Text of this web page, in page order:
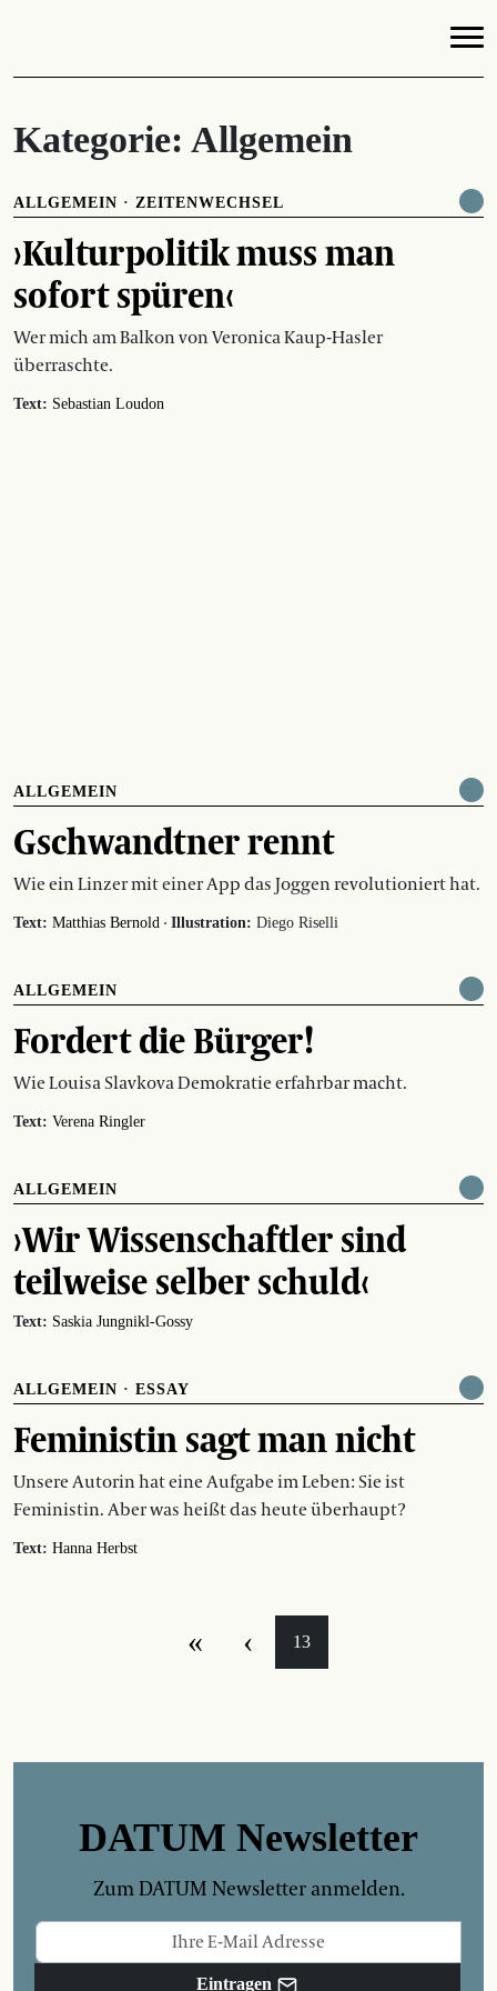
Kategorie: Allgemein
ALLGEMEIN · ZEITENWECHSEL
›Kulturpolitik muss man
sofort spüren‹
Wer mich am Balkon von Veronica Kaup-Hasler
überraschte.
Text: Sebastian Loudon
ALLGEMEIN
Gschwandtner rennt
Wie ein Linzer mit einer App das Joggen revolutioniert hat.
Text: Matthias Bernold · Illustration: Diego Riselli
ALLGEMEIN
Fordert die Bürger!
Wie Louisa Slavkova Demokratie erfahrbar macht.
Text: Verena Ringler
ALLGEMEIN
›Wir Wissenschaftler sind
teilweise selber schuld‹
Text: Saskia Jungnikl-Gossy
ALLGEMEIN · ESSAY
Feministin sagt man nicht
Unsere Autorin hat eine Aufgabe im Leben: Sie ist
Feministin. Aber was heißt das heute überhaupt?
Text: Hanna Herbst
« ‹ 13
DATUM Newsletter
Zum DATUM Newsletter anmelden.
Eintragen